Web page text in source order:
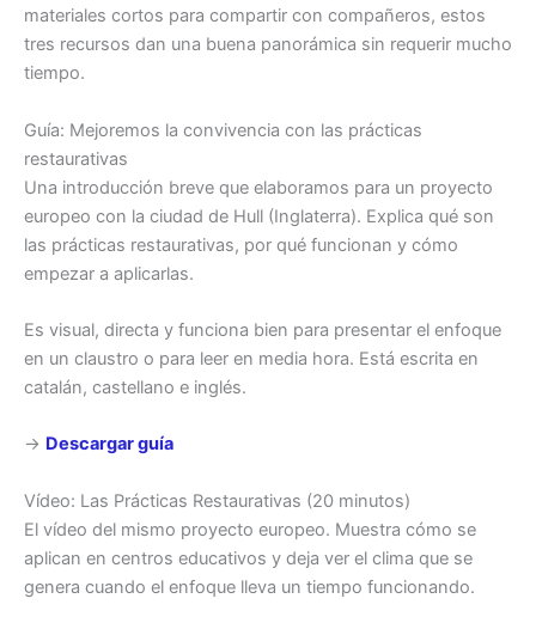
materiales cortos para compartir con compañeros, estos
tres recursos dan una buena panorámica sin requerir mucho
tiempo.
Guía: Mejoremos la convivencia con las prácticas
restaurativas
Una introducción breve que elaboramos para un proyecto
europeo con la ciudad de Hull (Inglaterra). Explica qué son
las prácticas restaurativas, por qué funcionan y cómo
empezar a aplicarlas.
Es visual, directa y funciona bien para presentar el enfoque
en un claustro o para leer en media hora. Está escrita en
catalán, castellano e inglés.
→ Descargar guía
Vídeo: Las Prácticas Restaurativas (20 minutos)
El vídeo del mismo proyecto europeo. Muestra cómo se
aplican en centros educativos y deja ver el clima que se
genera cuando el enfoque lleva un tiempo funcionando.